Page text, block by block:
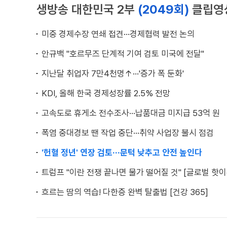
생방송 대한민국 2부 (2049회) 클립영
미중 경제수장 연쇄 접견···경제협력 발전 논의
안규백 "호르무즈 단계적 기여 검토 미국에 전달"
지난달 취업자 7만4천명↑···'증가 폭 둔화'
KDI, 올해 한국 경제성장률 2.5% 전망
고속도로 휴게소 전수조사···납품대금 미지급 53억 원
폭염 중대경보 땐 작업 중단···취약 사업장 불시 점검
'헌혈 정년' 연장 검토···문턱 낮추고 안전 높인다
트럼프 "이란 전쟁 끝나면 물가 떨어질 것" [글로벌 핫
흐르는 땀의 역습! 다한증 완벽 탈출법 [건강 365]